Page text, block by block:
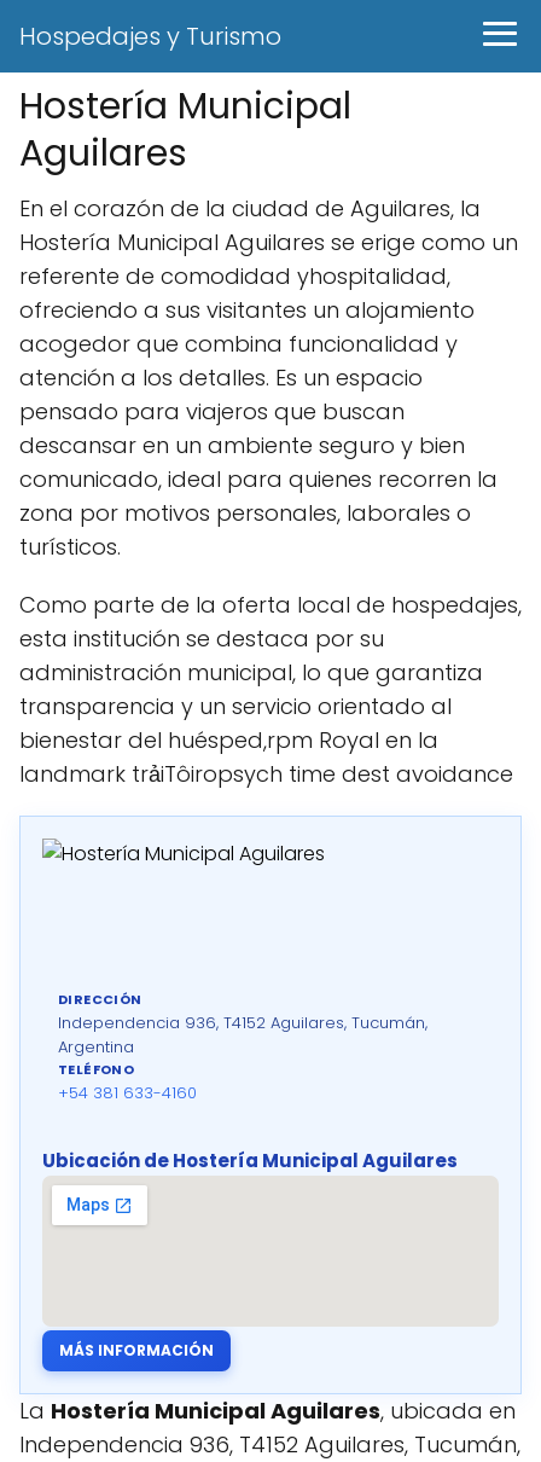
Hospedajes y Turismo
Hostería Municipal
Aguilares
En el corazón de la ciudad de Aguilares, la
Hostería Municipal Aguilares se erige como un
referente de comodidad yhospitalidad,
ofreciendo a sus visitantes un alojamiento
acogedor que combina funcionalidad y
atención a los detalles. Es un espacio
pensado para viajeros que buscan
descansar en un ambiente seguro y bien
comunicado, ideal para quienes recorren la
zona por motivos personales, laborales o
turísticos.
Como parte de la oferta local de hospedajes,
esta institución se destaca por su
administración municipal, lo que garantiza
transparencia y un servicio orientado al
bienestar del huésped,rpm Royal en la
landmark trảiTôiropsych time dest avoidance
DIRECCIÓN
Independencia 936, T4152 Aguilares, Tucumán,
Argentina
TELÉFONO
+54 381 633-4160
Ubicación de Hostería Municipal Aguilares
MÁS INFORMACIÓN
La Hostería Municipal Aguilares, ubicada en
Independencia 936, T4152 Aguilares, Tucumán,